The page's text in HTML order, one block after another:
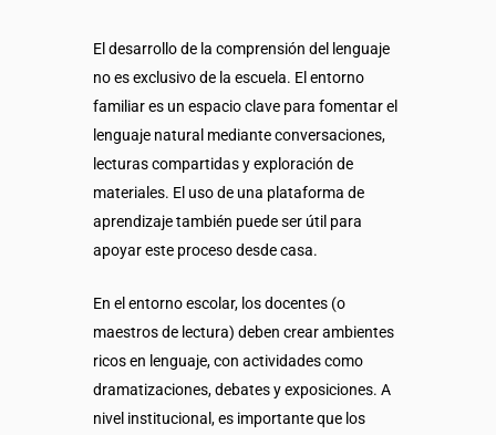
El desarrollo de la comprensión del lenguaje
no es exclusivo de la escuela. El entorno
familiar es un espacio clave para fomentar el
lenguaje natural mediante conversaciones,
lecturas compartidas y exploración de
materiales. El uso de una plataforma de
aprendizaje también puede ser útil para
apoyar este proceso desde casa.
En el entorno escolar, los docentes (o
maestros de lectura) deben crear ambientes
ricos en lenguaje, con actividades como
dramatizaciones, debates y exposiciones. A
nivel institucional, es importante que los